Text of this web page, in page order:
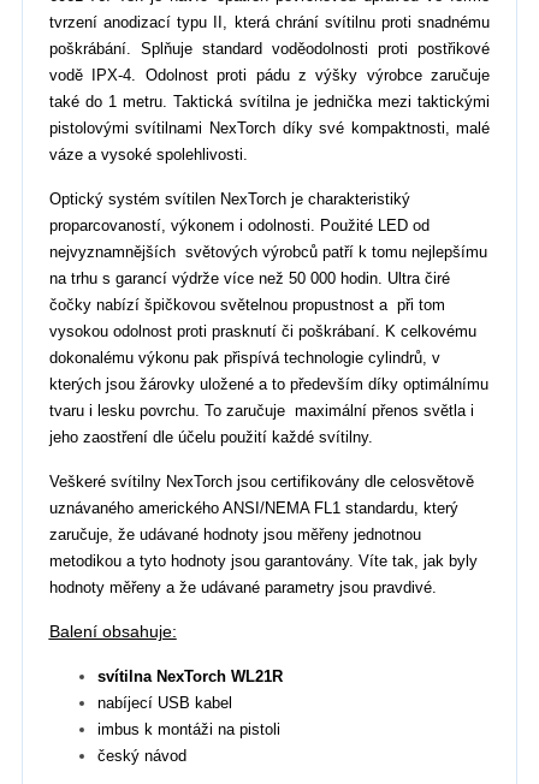
tvrzení anodizací typu II, která chrání svítilnu proti snadnému
poškrábání. Splňuje standard voděodolnosti proti postřikové
vodě IPX-4. Odolnost proti pádu z výšky výrobce zaručuje
také do 1 metru. Taktická svítilna je jednička mezi taktickými
pistolovými svítilnami NexTorch díky své kompaktnosti, malé
váze a vysoké spolehlivosti.
Optický systém svítilen NexTorch je charakteristiký
proparcovaností, výkonem i odolnosti. Použité LED od
nejvyznamnějších světových výrobců patří k tomu nejlepšímu
na trhu s garancí výdrže více než 50 000 hodin. Ultra čiré
čočky nabízí špičkovou světelnou propustnost a při tom
vysokou odolnost proti prasknutí či poškrábaní. K celkovému
dokonalému výkonu pak přispívá technologie cylindrů, v
kterých jsou žárovky uložené a to především díky optimálnímu
tvaru i lesku povrchu. To zaručuje maximální přenos světla i
jeho zaostření dle účelu použití každé svítilny.
Veškeré svítilny NexTorch jsou certifikovány dle celosvětově
uznávaného amerického ANSI/NEMA FL1 standardu, který
zaručuje, že udávané hodnoty jsou měřeny jednotnou
metodikou a tyto hodnoty jsou garantovány. Víte tak, jak byly
hodnoty měřeny a že udávané parametry jsou pravdivé.
Balení obsahuje:
svítilna NexTorch WL21R
nabíjecí USB kabel
imbus k montáži na pistoli
český návod